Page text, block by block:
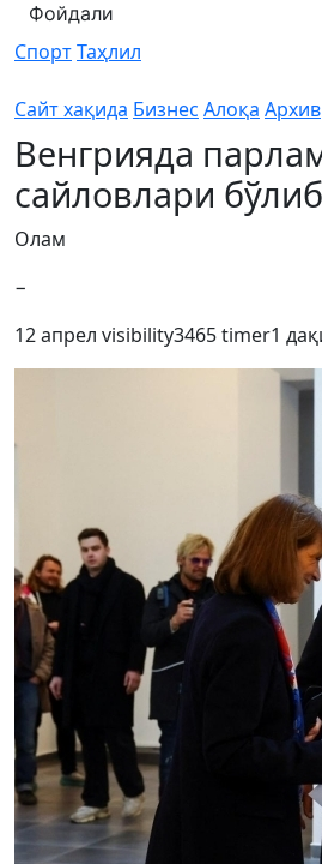
Фойдали
СпортТаҳлил
Сайт хақида Бизнес Алоқа Архив
Венгрияда
сайловлари
Олам
−
12 апрел visibility3465timer1